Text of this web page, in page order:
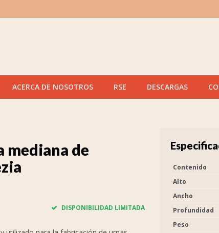
ACERCA DE NOSOTROS RSE DESCARGAS
mediana de
DISPONIBILIDAD LIMITADA
Contenido
Alto
Ancho
Profundidad
Peso